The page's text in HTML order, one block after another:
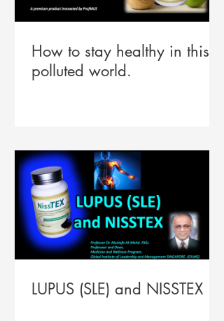
How to stay healthy in this
polluted world.
LUPUS (SLE) and NISSTEX